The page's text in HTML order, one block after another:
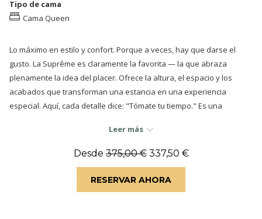
el
contenido
anterior
Tipo de cama
Cama Queen
Lo máximo en estilo y confort. Porque a veces, hay que darse el
gusto. La Suprême es claramente la favorita — la que abraza
plenamente la idea del placer. Ofrece la altura, el espacio y los
acabados que transforman una estancia en una experiencia
especial. Aquí, cada detalle dice: "Tómate tu tiempo." Es una
Materiales cuidadosamente seleccionados, proporciones perfectas,
detalles de diseño que protagonizan el espacio - y una obra de arte
local exclusiva que la hace inconfundiblemente tuya. Bienvenido.
Leer más
Desde375,00 € 337,50 €
RESERVAR AHORA